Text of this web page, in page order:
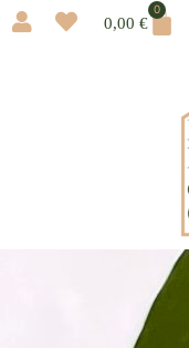
0,00 €
0